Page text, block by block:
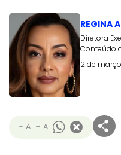
REGINA
Diretora
Conteúdo
2 de
- A + A